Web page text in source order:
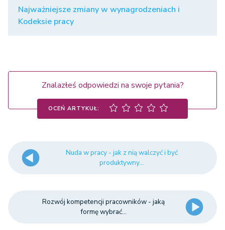
Najważniejsze zmiany w wynagrodzeniach i
Kodeksie pracy
Znalazłeś odpowiedzi na swoje pytania?
OCEŃ ARTYKUŁ:
Nuda w pracy - jak z nią walczyć i być
produktywny...
Rozwój kompetencji pracowników - jaką
formę wybrać...